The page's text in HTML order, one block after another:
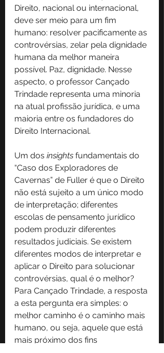
Direito, nacional ou internacional,
deve ser meio para um fim
humano: resolver pacificamente as
controvérsias, zelar pela dignidade
humana da melhor maneira
possível. Paz, dignidade. Nesse
aspecto, o professor Cançado
Trindade representa uma minoria
na atual profissão jurídica, e uma
maioria entre os fundadores do
Direito Internacional.
Um dos insights fundamentais do
“Caso dos Exploradores de
Cavernas” de Fuller é que o Direito
não está sujeito a um único modo
de interpretação; diferentes
escolas de pensamento jurídico
podem produzir diferentes
resultados judiciais. Se existem
diferentes modos de interpretar e
aplicar o Direito para solucionar
controvérsias, qual é o melhor?
Para Cançado Trindade, a resposta
a esta pergunta era simples: o
melhor caminho é o caminho mais
humano, ou seja, aquele que está
mais próximo dos fins